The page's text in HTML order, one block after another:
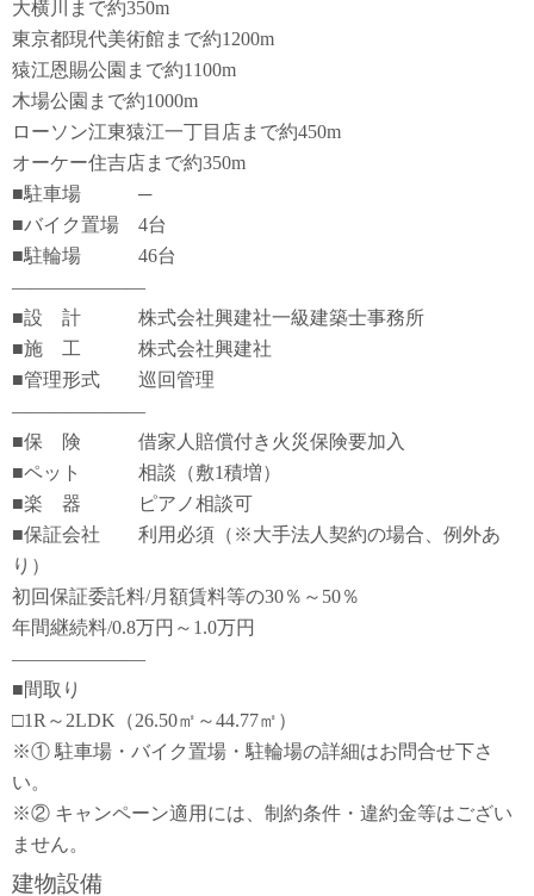
大横川まで約350m
東京都現代美術館まで約1200m
猿江恩賜公園まで約1100m
木場公園まで約1000m
ローソン江東猿江一丁目店まで約450m
オーケー住吉店まで約350m
■駐車場 ─
■バイク置場 4台
■駐輪場 46台
―――――――
■設 計 株式会社興建社一級建築士事務所
■施 工 株式会社興建社
■管理形式 巡回管理
―――――――
■保 険 借家人賠償付き火災保険要加入
■ペット 相談（敷1積増）
■楽 器 ピアノ相談可
■保証会社 利用必須（※大手法人契約の場合、例外あ
り）
初回保証委託料/月額賃料等の30％～50％
年間継続料/0.8万円～1.0万円
―――――――
■間取り
□1R～2LDK（26.50㎡～44.77㎡）
※① 駐車場・バイク置場・駐輪場の詳細はお問合せ下さ
い。
※② キャンペーン適用には、制約条件・違約金等はござい
ません。
建物設備